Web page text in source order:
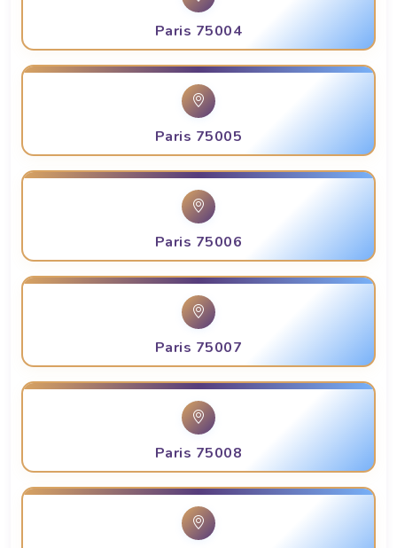
Paris 75004
Paris 75005
Paris 75006
Paris 75007
Paris 75008